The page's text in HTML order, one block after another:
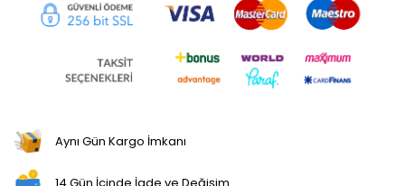
Aynı Gün Kargo İmkanı
14 Gün İçinde İade ve Değişim